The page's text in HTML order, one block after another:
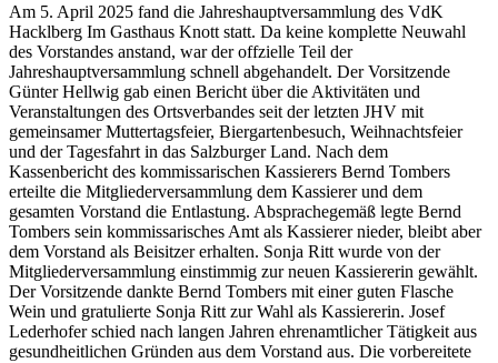
Am 5. April 2025 fand die Jahreshauptversammlung des VdK
Hacklberg Im Gasthaus Knott statt. Da keine komplette Neuwahl
des Vorstandes anstand, war der offzielle Teil der
Jahreshauptversammlung schnell abgehandelt. Der Vorsitzende
Günter Hellwig gab einen Bericht über die Aktivitäten und
Veranstaltungen des Ortsverbandes seit der letzten JHV mit
gemeinsamer Muttertagsfeier, Biergartenbesuch, Weihnachtsfeier
und der Tagesfahrt in das Salzburger Land. Nach dem
Kassenbericht des kommissarischen Kassierers Bernd Tombers
erteilte die Mitgliederversammlung dem Kassierer und dem
gesamten Vorstand die Entlastung. Absprachegemäß legte Bernd
Tombers sein kommissarisches Amt als Kassierer nieder, bleibt aber
dem Vorstand als Beisitzer erhalten. Sonja Ritt wurde von der
Mitgliederversammlung einstimmig zur neuen Kassiererin gewählt.
Der Vorsitzende dankte Bernd Tombers mit einer guten Flasche
Wein und gratulierte Sonja Ritt zur Wahl als Kassiererin. Josef
Lederhofer schied nach langen Jahren ehrenamtlicher Tätigkeit aus
gesundheitlichen Gründen aus dem Vorstand aus. Die vorbereitete